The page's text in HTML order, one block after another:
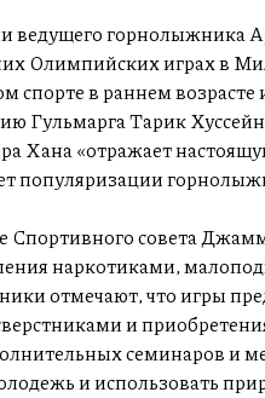
ведущего горнолыжника
Олимпийских играх в
спорте в раннем
Гульмарга Тарик
Хана «отражает
популяризации
Спортивного совета
наркотиками,
отмечают, что игры
и
семинаров и
и использовать